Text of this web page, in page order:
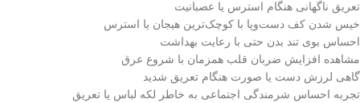
تعریق ناگهانی هنگام استرس یا عصبانیت
خیس شدن کف دست‌وپا با کوچک‌ترین هیجان یا استرس
احساس بوی تند بدن حتی با رعایت بهداشت
مشاهده افزایش ضربان قلب همزمان با شروع عرق
گاهی لرزش‌ دست یا صورت هنگام تعریق شدید
تجربه احساس شرمندگی اجتماعی به خاطر لکه لباس یا تعریق